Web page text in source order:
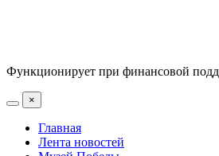
Функционирует при финансовой
×
Главная
Лента новостей